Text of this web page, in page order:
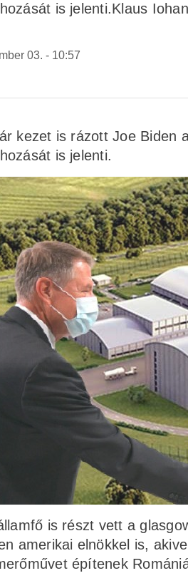
is jelenti.Klaus
03. - 10:57
kezet is rázott Joe Biden
is jelenti.
is részt vett a
amerikai elnökkel is,
építenek